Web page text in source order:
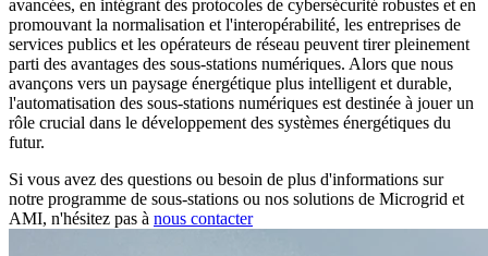
avancées, en intégrant des protocoles de cybersécurité robustes et en
promouvant la normalisation et l'interopérabilité, les entreprises de
services publics et les opérateurs de réseau peuvent tirer pleinement
parti des avantages des sous-stations numériques. Alors que nous
avançons vers un paysage énergétique plus intelligent et durable,
l'automatisation des sous-stations numériques est destinée à jouer un
rôle crucial dans le développement des systèmes énergétiques du
futur.
Si vous avez des questions ou besoin de plus d'informations sur
notre programme de sous-stations ou nos solutions de Microgrid et
AMI, n'hésitez pas à nous contacter